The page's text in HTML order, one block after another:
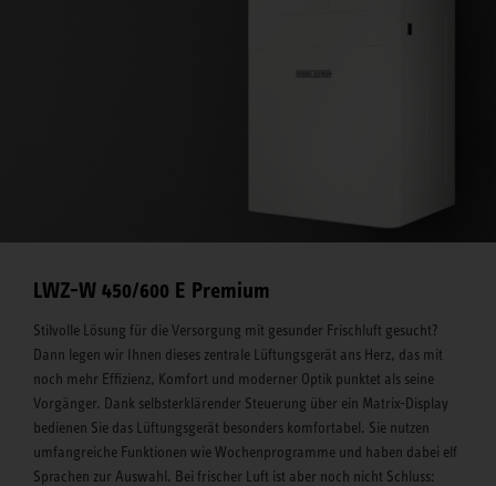
LWZ-W 450/600 E Premium
Stilvolle Lösung für die Versorgung mit gesunder Frischluft gesucht?
Dann legen wir Ihnen dieses zentrale Lüftungsgerät ans Herz, das mit
noch mehr Effizienz, Komfort und moderner Optik punktet als seine
Vorgänger. Dank selbsterklärender Steuerung über ein Matrix-Display
bedienen Sie das Lüftungsgerät besonders komfortabel. Sie nutzen
umfangreiche Funktionen wie Wochenprogramme und haben dabei elf
Sprachen zur Auswahl. Bei frischer Luft ist aber noch nicht Schluss: